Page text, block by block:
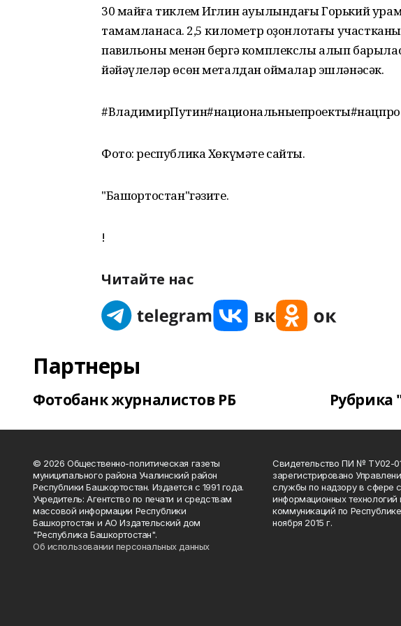
30 майға тиклем Иглин ауылындағы Горький
тамамланасаҡ. 2,5 километр оҙонлоҡтағы
павильоны менән бергә комплекслы алып
йәйәүлеләр өсөн металдан ҡоймалар эшләнәсәк.
Фото: республика Хөкүмәте сайты.
"Башҡортостан"гәзите.
!
Читайте нас
Партнеры
Фотобанк журналистов РБ Рубрика
© 2026 Общественно-политическая газеты
муниципального района Учалинский район
Республики Башкортостан. Издается с 1991 года.
Учредитель: Агентство по печати и средствам
массовой информации Республики
Башкортостан и АО Издательский дом
"Республика Башкортостан".
Об использовании персональных данных
Свидетельство ПИ № ТУ02-
зарегистрировано
службы по надзору в сфере
информационных
коммуникаций по
ноября 2015 г.